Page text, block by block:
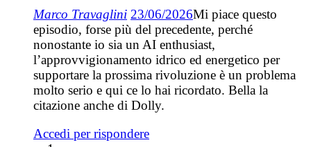
Marco Travaglini 23/06/2026Mi piace questo
episodio, forse più del precedente, perché
nonostante io sia un AI enthusiast,
l’approvvigionamento idrico ed energetico per
supportare la prossima rivoluzione è un problema
molto serio e qui ce lo hai ricordato. Bella la
citazione anche di Dolly.
Accedi per rispondere